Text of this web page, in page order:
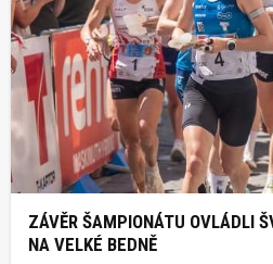
ZÁVĚR ŠAMPIONÁTU OVLÁDLI
NA VELKÉ BEDNĚ